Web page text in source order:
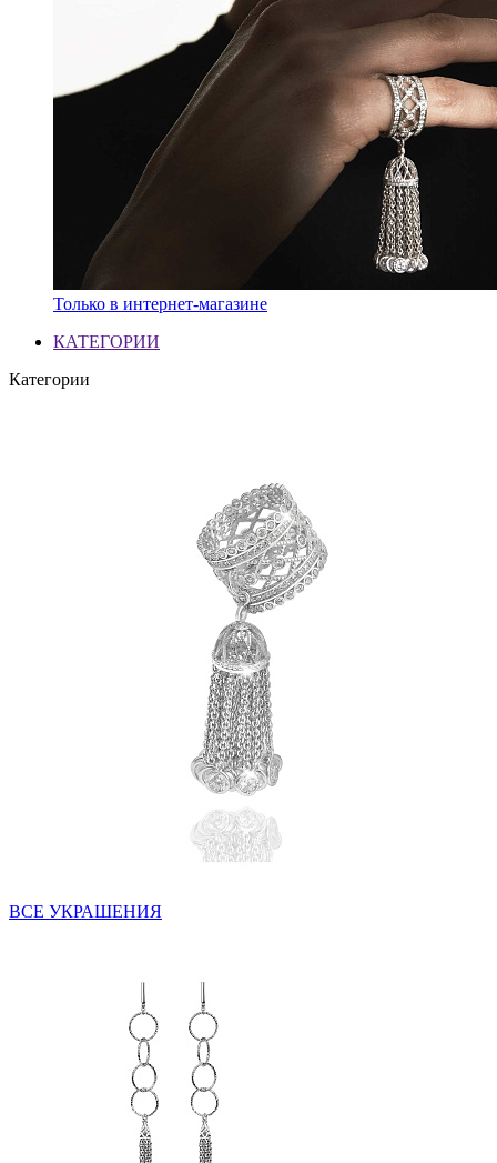
Только в интернет-магазине
КАТЕГОРИИ
Категории
ВСЕ УКРАШЕНИЯ